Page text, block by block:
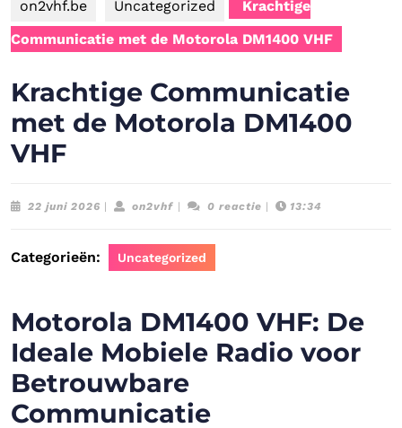
on2vhf.be Uncategorized
Krachtige
Communicatie met de Motorola DM1400 VHF
Krachtige Communicatie
met de Motorola DM1400
VHF
22 juni 2026 22
on2vhfon2vhf0 reactie 13:34
Categorieën: Uncategorized
Motorola DM1400 VHF: De
Ideale Mobiele Radio voor
Betrouwbare
Communicatie